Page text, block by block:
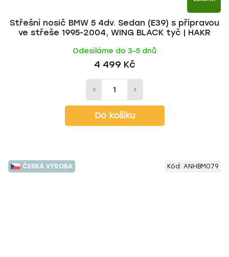
Střešní nosič BMW 5 4dv. Sedan (E39) s přípravou
ve střeše 1995-2004, WING BLACK tyč | HAKR
Odesíláme do 3-5 dnů
4 499 Kč
Do košíku
ČESKÁ VÝROBA Kód: ANHBM079